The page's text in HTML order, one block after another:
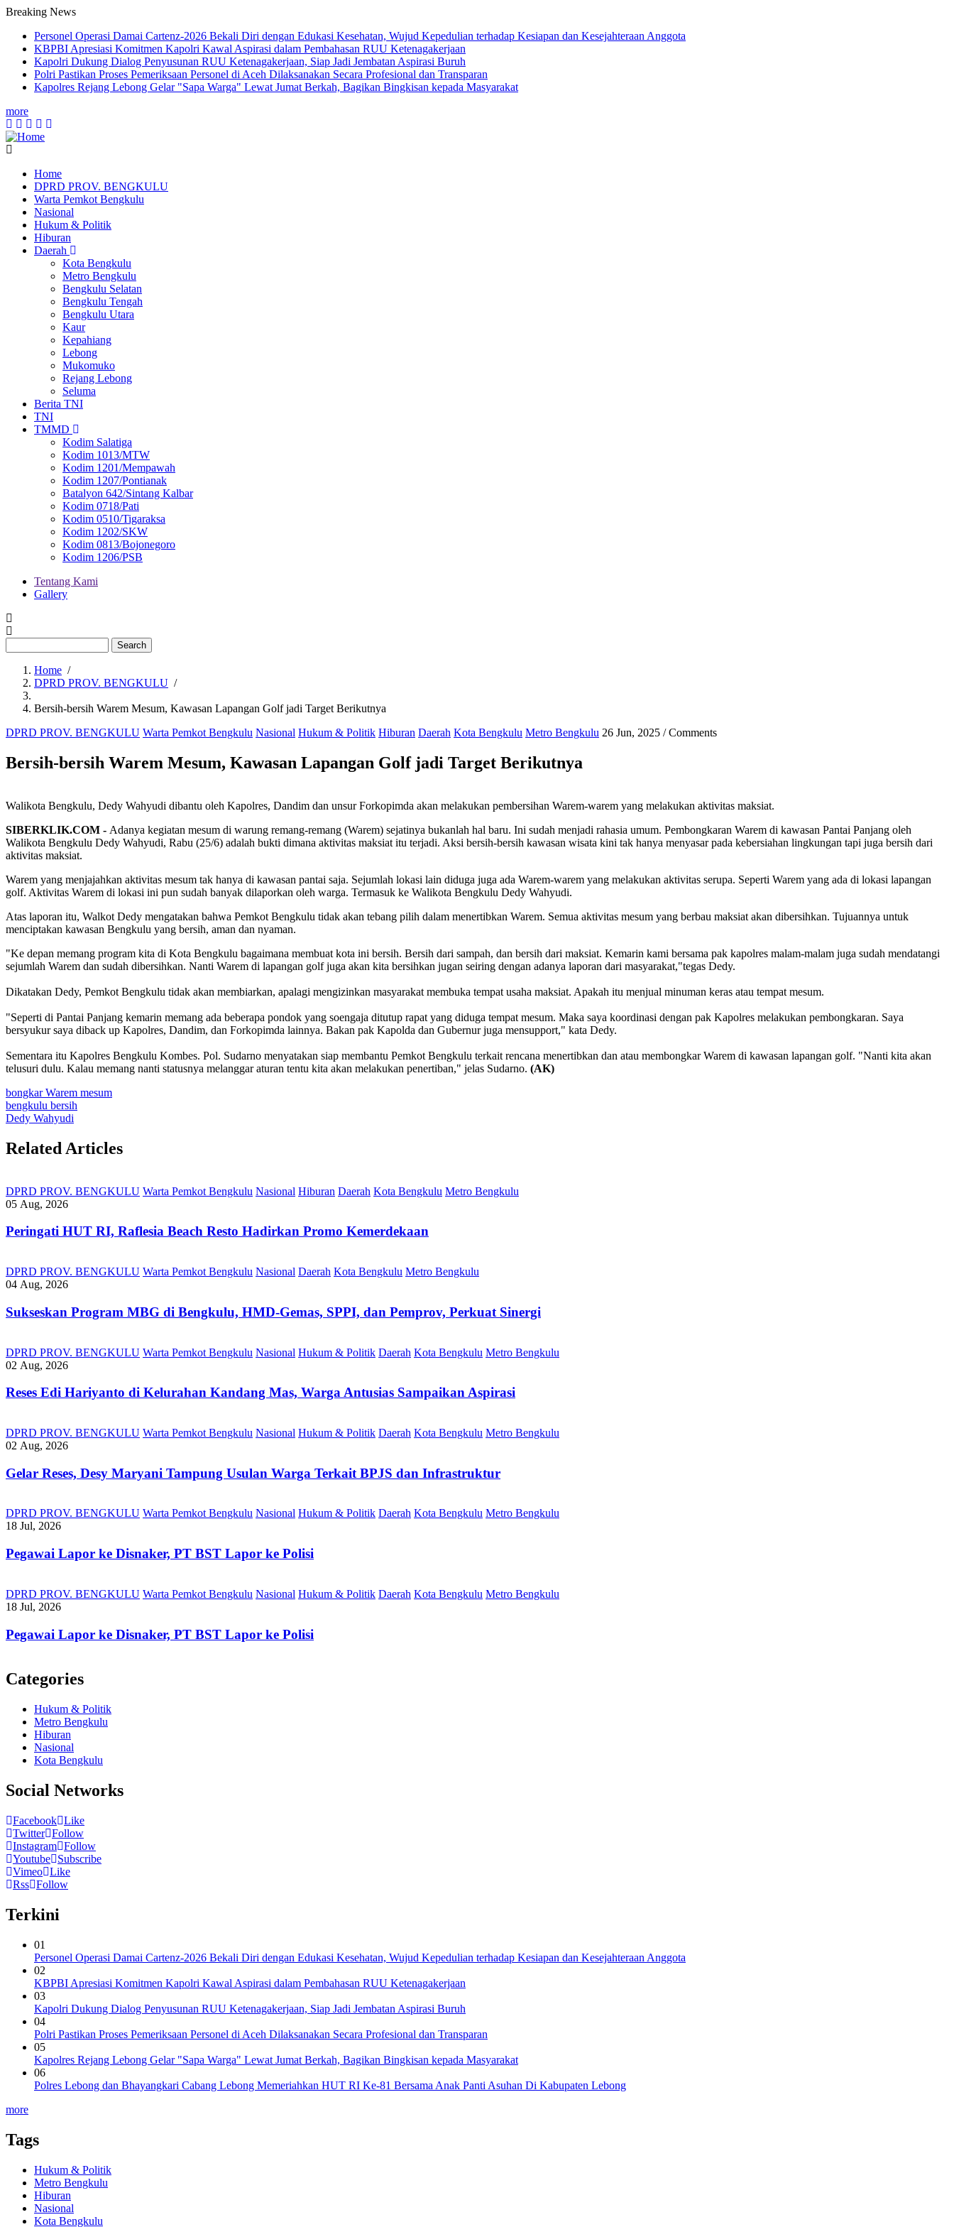
Breaking News
Personel Operasi Damai Cartenz-2026 Bekali Diri dengan Edukasi Kesehatan, Wujud Kepedulian terhadap Kesiapan dan Kesejahteraan Anggota
KBPBI Apresiasi Komitmen Kapolri Kawal Aspirasi dalam Pembahasan RUU Ketenagakerjaan
Kapolri Dukung Dialog Penyusunan RUU Ketenagakerjaan, Siap Jadi Jembatan Aspirasi Buruh
Polri Pastikan Proses Pemeriksaan Personel di Aceh Dilaksanakan Secara Profesional dan Transparan
Kapolres Rejang Lebong Gelar "Sapa Warga" Lewat Jumat Berkah, Bagikan Bingkisan kepada Masyarakat
more
Main
navigation
Home
DPRD PROV. BENGKULU
Warta Pemkot Bengkulu
Nasional
Hukum & Politik
Hiburan
Daerah
Kota Bengkulu
Metro Bengkulu
Bengkulu Selatan
Bengkulu Tengah
Bengkulu Utara
Kaur
Kepahiang
Lebong
Mukomuko
Rejang Lebong
Seluma
Berita TNI
TNI
TMMD
Kodim Salatiga
Kodim 1013/MTW
Kodim 1201/Mempawah
Kodim 1207/Pontianak
Batalyon 642/Sintang Kalbar
Kodim 0718/Pati
Kodim 0510/Tigaraksa
Kodim 1202/SKW
Kodim 0813/Bojonegoro
Kodim 1206/PSB
Menu
second
Tentang Kami
Gallery
Breadcrumb
Home /
DPRD PROV. BENGKULU /
Bersih-bersih Warem Mesum, Kawasan Lapangan Golf jadi Target Berikutnya
DPRD PROV. BENGKULU Warta Pemkot Bengkulu Nasional Hukum & Politik Hiburan Daerah Kota Bengkulu Metro Bengkulu 26 Jun, 2025 /Comments
Bersih-bersih Warem Mesum, Kawasan Lapangan Golf jadi Target Berikutnya
Walikota Bengkulu, Dedy Wahyudi dibantu oleh Kapolres, Dandim dan unsur Forkopimda akan melakukan pembersihan Warem-warem yang melakukan aktivitas maksiat.
SIBERKLIK.COM - Adanya kegiatan mesum di warung remang-remang (Warem) sejatinya bukanlah hal baru. Ini sudah menjadi rahasia umum. Pembongkaran Warem di kawasan Pantai Panjang oleh
Walikota Bengkulu Dedy Wahyudi, Rabu (25/6) adalah bukti dimana aktivitas maksiat itu terjadi. Aksi bersih-bersih kawasan wisata kini tak hanya menyasar pada kebersiahan lingkungan tapi juga bersih dari
aktivitas maksiat.
Warem yang menjajahkan aktivitas mesum tak hanya di kawasan pantai saja. Sejumlah lokasi lain diduga juga ada Warem-warem yang melakukan aktivitas serupa. Seperti Warem yang ada di lokasi lapangan
golf. Aktivitas Warem di lokasi ini pun sudah banyak dilaporkan oleh warga. Termasuk ke Walikota Bengkulu Dedy Wahyudi.
Atas laporan itu, Walkot Dedy mengatakan bahwa Pemkot Bengkulu tidak akan tebang pilih dalam menertibkan Warem. Semua aktivitas mesum yang berbau maksiat akan dibersihkan. Tujuannya untuk
menciptakan kawasan Bengkulu yang bersih, aman dan nyaman.
"Ke depan memang program kita di Kota Bengkulu bagaimana membuat kota ini bersih. Bersih dari sampah, dan bersih dari maksiat. Kemarin kami bersama pak kapolres malam-malam juga sudah mendatangi
sejumlah Warem dan sudah dibersihkan. Nanti Warem di lapangan golf juga akan kita bersihkan jugan seiring dengan adanya laporan dari masyarakat,"tegas Dedy.
Dikatakan Dedy, Pemkot Bengkulu tidak akan membiarkan, apalagi mengizinkan masyarakat membuka tempat usaha maksiat. Apakah itu menjual minuman keras atau tempat mesum.
"Seperti di Pantai Panjang kemarin memang ada beberapa pondok yang soengaja ditutup rapat yang diduga tempat mesum. Maka saya koordinasi dengan pak Kapolres melakukan pembongkaran. Saya
bersyukur saya diback up Kapolres, Dandim, dan Forkopimda lainnya. Bakan pak Kapolda dan Gubernur juga mensupport," kata Dedy.
Sementara itu Kapolres Bengkulu Kombes. Pol. Sudarno menyatakan siap membantu Pemkot Bengkulu terkait rencana menertibkan dan atau membongkar Warem di kawasan lapangan golf. "Nanti kita akan
telusuri dulu. Kalau memang nanti statusnya melanggar aturan tentu kita akan melakukan penertiban," jelas Sudarno. (AK)
bongkar Warem mesum
bengkulu bersih
Dedy Wahyudi
Related Articles
DPRD PROV. BENGKULU Warta Pemkot Bengkulu Nasional Hiburan Daerah Kota Bengkulu Metro Bengkulu
05 Aug, 2026
Peringati HUT RI, ‎Raflesia Beach Resto Hadirkan Promo Kemerdekaan
DPRD PROV. BENGKULU Warta Pemkot Bengkulu Nasional Daerah Kota Bengkulu Metro Bengkulu
04 Aug, 2026
Sukseskan Program MBG di Bengkulu, HMD-Gemas, SPPI, dan Pemprov, Perkuat Sinergi
DPRD PROV. BENGKULU Warta Pemkot Bengkulu Nasional Hukum & Politik Daerah Kota Bengkulu Metro Bengkulu
02 Aug, 2026
Reses Edi Hariyanto di Kelurahan Kandang Mas, Warga Antusias Sampaikan Aspirasi
DPRD PROV. BENGKULU Warta Pemkot Bengkulu Nasional Hukum & Politik Daerah Kota Bengkulu Metro Bengkulu
02 Aug, 2026
Gelar Reses, Desy Maryani Tampung Usulan Warga Terkait BPJS dan Infrastruktur
DPRD PROV. BENGKULU Warta Pemkot Bengkulu Nasional Hukum & Politik Daerah Kota Bengkulu Metro Bengkulu
18 Jul, 2026
Pegawai Lapor ke Disnaker, PT BST Lapor ke Polisi
DPRD PROV. BENGKULU Warta Pemkot Bengkulu Nasional Hukum & Politik Daerah Kota Bengkulu Metro Bengkulu
18 Jul, 2026
Pegawai Lapor ke Disnaker, PT BST Lapor ke Polisi
Categories
Hukum & Politik
Metro Bengkulu
Hiburan
Nasional
Kota Bengkulu
Social Networks
Facebook Like
Twitter Follow
Instagram Follow
Youtube
Subscribe
Vimeo Like
Rss Follow
Terkini
01
Personel Operasi Damai Cartenz-2026 Bekali Diri dengan Edukasi Kesehatan, Wujud Kepedulian terhadap Kesiapan dan Kesejahteraan Anggota
02
KBPBI Apresiasi Komitmen Kapolri Kawal Aspirasi dalam Pembahasan RUU Ketenagakerjaan
03
Kapolri Dukung Dialog Penyusunan RUU Ketenagakerjaan, Siap Jadi Jembatan Aspirasi Buruh
04
Polri Pastikan Proses Pemeriksaan Personel di Aceh Dilaksanakan Secara Profesional dan Transparan
05
Kapolres Rejang Lebong Gelar "Sapa Warga" Lewat Jumat Berkah, Bagikan Bingkisan kepada Masyarakat
06
Polres Lebong dan Bhayangkari Cabang Lebong Memeriahkan HUT RI Ke-81 Bersama Anak Panti Asuhan Di Kabupaten Lebong
more
Tags
Hukum & Politik
Metro Bengkulu
Hiburan
Nasional
Kota Bengkulu